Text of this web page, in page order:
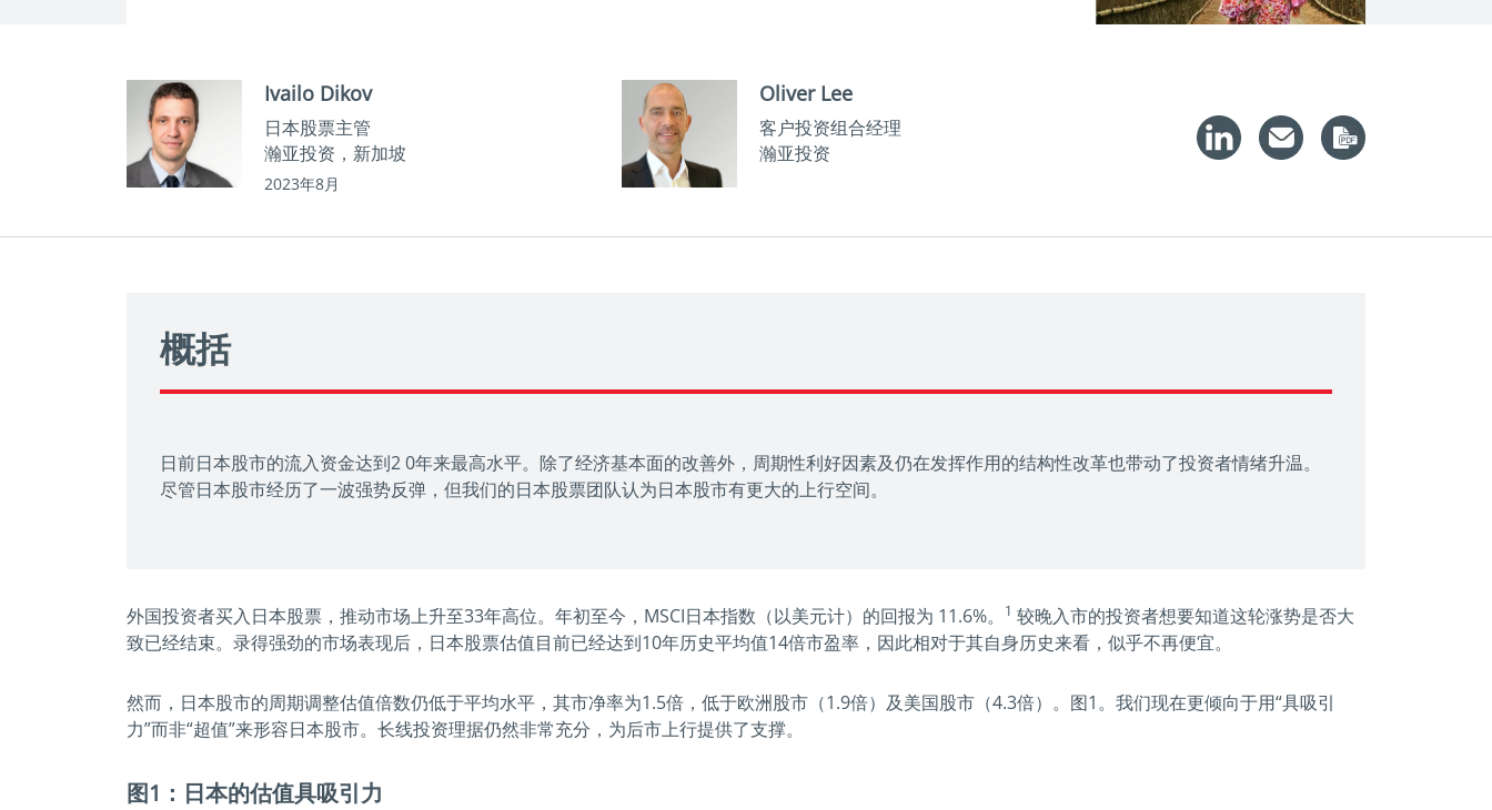
Ivailo Dikov
日本股票主管
瀚亚投资，新加坡
2023年8月
Oliver Lee
客户投资组合经理
瀚亚投资
概括
日前日本股市的流入资金达到2 0年来最高水平。除了经济基本面的改善外，周期性利好因素及仍在发挥作用的结构性改革也带动了投资者情绪升温。
尽管日本股市经历了一波强势反弹，但我们的日本股票团队认为日本股市有更大的上行空间。
外国投资者买入日本股票，推动市场上升至33年高位。年初至今，MSCI日本指数（以美元计）的回报为 11.6%。 1 较晚入市的投资者想要知道这轮涨势是否大
致已经结束。录得强劲的市场表现后，日本股票估值目前已经达到10年历史平均值14倍市盈率，因此相对于其自身历史来看，似乎不再便宜。
然而，日本股市的周期调整估值倍数仍低于平均水平，其市净率为1.5倍，低于欧洲股市（1.9倍）及美国股市（4.3倍）。图1。我们现在更倾向于用“具吸引
力”而非“超值”来形容日本股市。长线投资理据仍然非常充分，为后市上行提供了支撑。
图1：日本的估值具吸引力